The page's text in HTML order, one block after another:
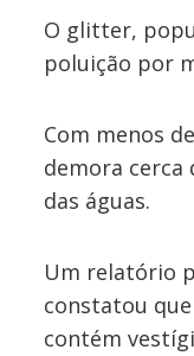
O glitter,
poluição por
Com menos
demora cerca
das águas.
Um relatório
constatou
contém